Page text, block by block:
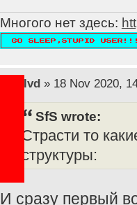
Многого нет здесь:
lvd» 18 Nov 2020,
SfS wrote:
Страсти то
структуры:
И сразу первый